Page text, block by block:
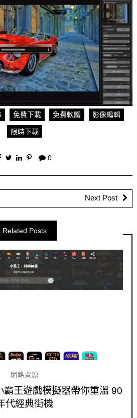
免費下載 免費軟體 影像編輯
限時下載
0
Next Post
Related Posts
網路資源
霸王遊戲模擬器帶你重溫 90
代經典街機